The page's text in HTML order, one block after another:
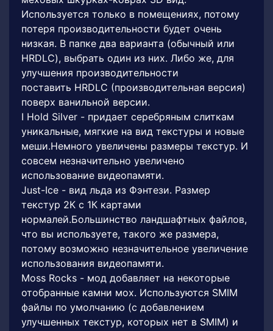
Используется только в помещениях, потому
потеря производительности будет очень
низкая. В папке два варианта (обычный или
HRDLC), выбрать один из них. Либо же, для
улучшения производительности
поставить HRDLC (производительная версия)
поверх ванильной версии.
I Hold Silver - придает серебряным слиткам
уникальные, мягкие на вид текстуры и новые
меши.Немного увеличены размеры текстур. И
совсем незначительно увеличено
использование видеопамяти.
Just-Ice - вид льда из Фэнтези. Размер
текстур 2К с 1К картами
нормалей.Большинство ландшафтных файлов,
что вы используете, такого же размера,
потому возможно незначительное увеличение
использования видеопамяти.
Moss Rocks - мод добавляет на некоторые
отобранные камни мох. Используются SMIM
файлы по умолчанию (с добавлением
улучшенных текстур, которых нет в SMIM) и